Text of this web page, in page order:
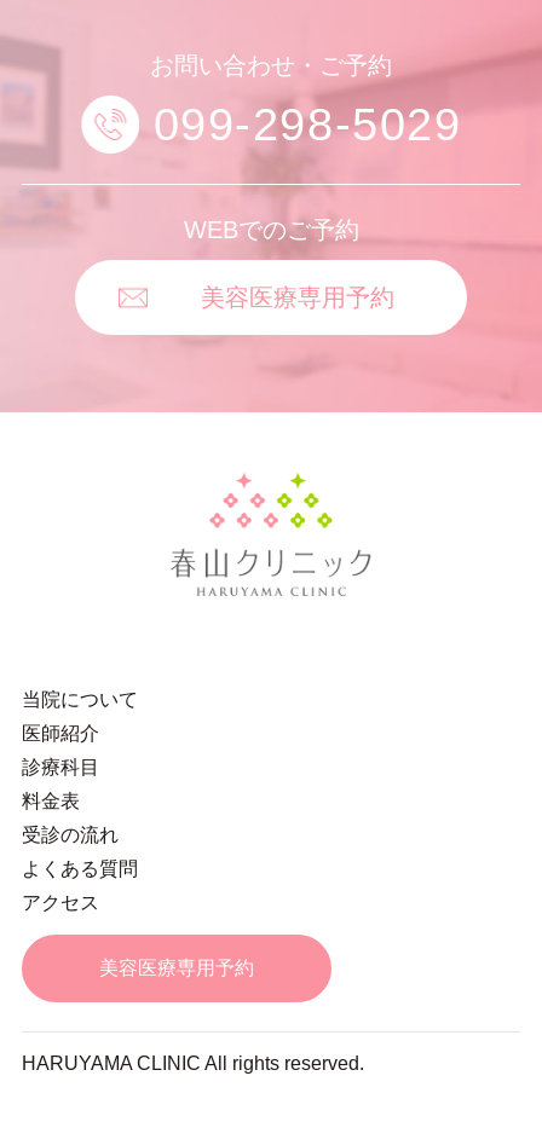
お問い合わせ・ご予約
099-298-5029
WEBでのご予約
美容医療専用予約
当院について
医師紹介
診療科目
料金表
受診の流れ
よくある質問
アクセス
美容医療専用予約
HARUYAMA CLINIC All rights reserved.